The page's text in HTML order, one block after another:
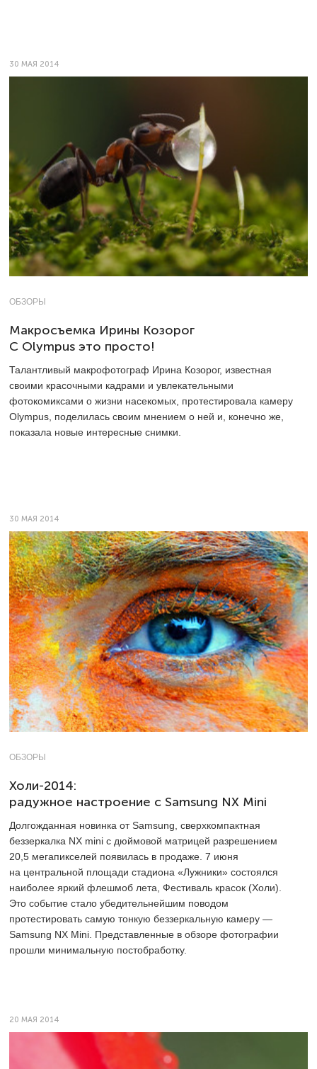
30 МАЯ 2014
ОБЗОРЫ
Макросъемка Ирины Козорог
С Olympus это просто!
Талантливый макрофотограф Ирина Козорог, известная
своими красочными кадрами и увлекательными
фотокомиксами о жизни насекомых, протестировала камеру
Olympus, поделилась своим мнением о ней и, конечно же,
показала новые интересные снимки.
30 МАЯ 2014
ОБЗОРЫ
Холи-2014:
радужное настроение с Samsung NX Mini
Долгожданная новинка от Samsung, сверхкомпактная
беззеркалка NX mini с дюймовой матрицей разрешением
20,5 мегапикселей появилась в продаже. 7 июня
на центральной площади стадиона «Лужники» состоялся
наиболее яркий флешмоб лета, Фестиваль красок (Холи).
Это событие стало убедительнейшим поводом
протестировать самую тонкую беззеркальную камеру —
Samsung NX Mini. Представленные в обзоре фотографии
прошли минимальную постобработку.
20 МАЯ 2014